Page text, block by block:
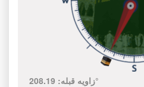
زاویه قبله:208.19°